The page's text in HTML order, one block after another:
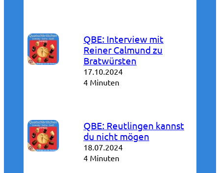
QBE: Interview mit
Reiner Calmund zu
Bratwürsten
17.10.2024
4 Minuten
QBE: Reutlingen kannst
du nicht mögen
18.07.2024
4 Minuten